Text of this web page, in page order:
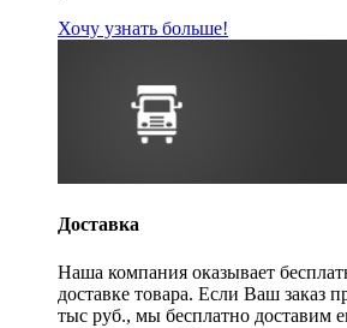
Хочу узнать больше!
Доставка
Наша компания оказывает
доставке товара. Если Ваш заказ
тыс руб., мы бесплатно доставим